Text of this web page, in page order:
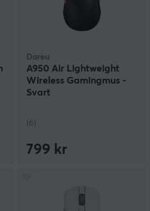
Dareu
A950 Air Lightweight
Wireless Gamingmus -
Svart
(6)
799 kr